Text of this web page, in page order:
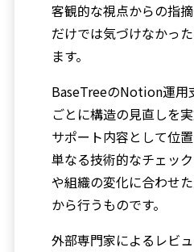
客観的な視点からの指
だけでは気づけなかっ
ます。
BaseTreeのNotion運用
ごとに構造の見直しを
サポート内容として位置
単なる技術的なチェッ
や組織の変化に合わせ
から行うものです。
外部専門家によるレビ